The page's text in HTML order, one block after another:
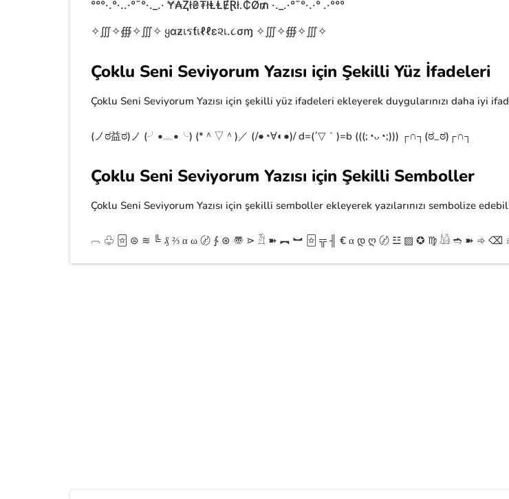
°°°·.°·..·°¯°·._.· Ɏ₳Ⱬł₴₮łⱠⱠɆⱤł.₵Ø₥ ·._.·°¯°·.·° .·°°°
✧∭✧∰✧∭✧ ყαƶเรƭเℓℓɛ૨เ.૮σɱ ✧∭✧∰✧∭✧
Çoklu Seni Seviyorum Yazısı için Şekilli Yüz İfadeleri
Çoklu Seni Seviyorum Yazısı için şekilli yüz ifadeleri ekleyerek duygularınızı daha iyi
(ノಠ益ಠ)ノ (╯•﹏•╰) (*＾▽＾)／ (/●◔∀◐●)/ d=(´▽｀)=b (((;◔ᴗ◔;))) ┌∩┐(ಠ_ಠ)┌∩┐
Çoklu Seni Seviyorum Yazısı için Şekilli Semboller
Çoklu Seni Seviyorum Yazısı için şekilli semboller ekleyerek yazılarınızı sembolize
︹ ♧ 🃟 ⊜ ≋ ╚ ₰ ⅔ α ω 〄 ∱ ⊛ 〠 ⋗ 𓁟 ➽ ︻ ︼ 🃟 ╦ ╢ € α დ ღ 〄 ☳ ▨ ✪ ♍︎ 𓀌 ➬ ➽ ➾ ⌫